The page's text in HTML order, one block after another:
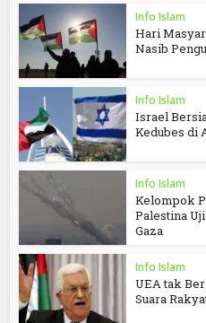
Info Islam
Hari
Nasib
Info Islam
Israel
Kedubes di
Info Islam
Kelompok
Palestina
Gaza
Info Islam
UEA tak
Suara